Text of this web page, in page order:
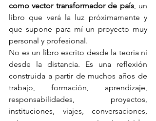
como vector transformador de país, un
libro que verá la luz próximamente y
que supone para mí un proyecto muy
personal y profesional.
No es un libro escrito desde la teoría ni
desde la distancia. Es una reflexión
construida a partir de muchos años de
trabajo, formación, aprendizaje,
responsabilidades, proyectos,
instituciones, viajes, conversaciones,